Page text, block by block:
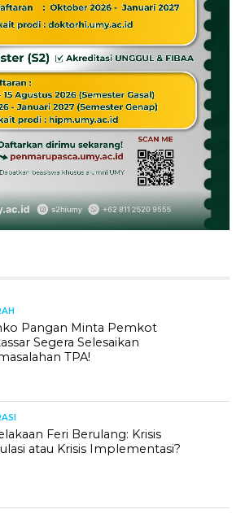
Pangan Minta Pemkot
Segera Selesaikan
TPA!
Feri Berulang: Krisis
atau Krisis Implementasi?